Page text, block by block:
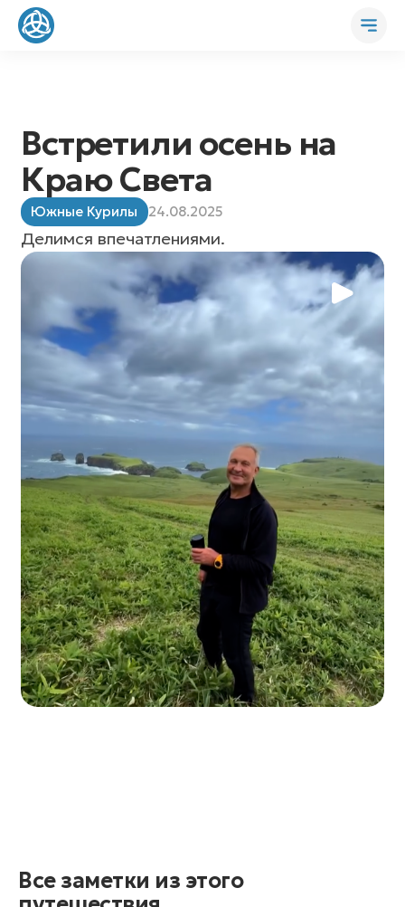
Встретили осень на
Краю Света
Южные Курилы 24.08.2025
Делимся впечатлениями.
Все заметки из этого